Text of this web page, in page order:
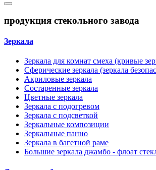
продукция стекольного завода
Зеркала
Зеркала для комнат смеха (кривые
Сферические зеркала (зеркала
Акриловые зеркала
Состаренные зеркала
Цветные зеркала
Зеркала с подогревом
Зеркала с подсветкой
Зеркальные композиции
Зеркальные панно
Зеркала в багетной раме
Большие зеркала джамбо - флоат